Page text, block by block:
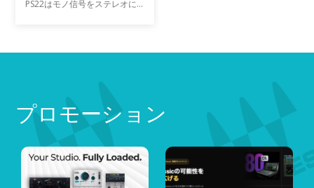
PS22はモノ信号をステレオにエ
調整にも使用可能です。
プロモーション